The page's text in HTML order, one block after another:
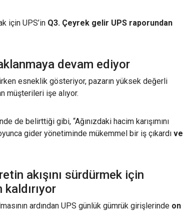
için UPS’in Q3. Çeyrek gelir UPS raporundan
devam ediyor
esneklik gösteriyor, pazarın yüksek değerli
müşterileri işe alıyor.
de belirttiği gibi, “Ağınızdaki hacim karışımını
gider yönetiminde mükemmel bir iş çıkardı ve
akışını sürdürmek için
ardından UPS günlük gümrük girişlerinde on